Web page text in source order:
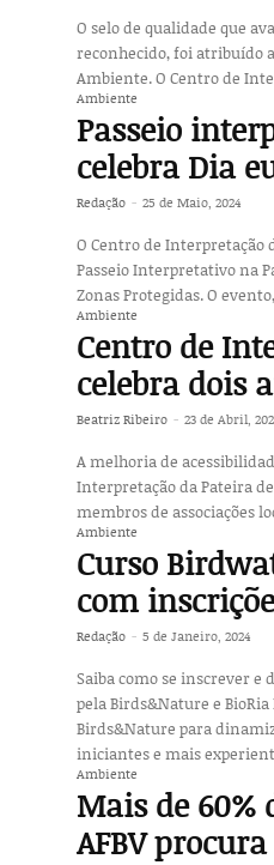
O selo de qualidade que
reconhecido, foi atribuído
Ambiente. O
Ambiente
Passeio
celebra Dia
Redação - 25 de Maio, 2024
O Centro de Interpretação
Passeio Interpretativo na
Zonas Protegidas. O
Ambiente
Centro de
celebra dois
Beatriz Ribeiro - 23 de Abril,
A melhoria de
Interpretação da Pateira
membros de associações
Ambiente
Curso
com
Redação - 5 de Janeiro, 2024
Saiba como se inscrever e
pela Birds&Nature e BioRia Estarreja. Foto: Pedro Marques O
Birds&Nature para
iniciantes e mais
Ambiente
Mais de 60%
AFBV